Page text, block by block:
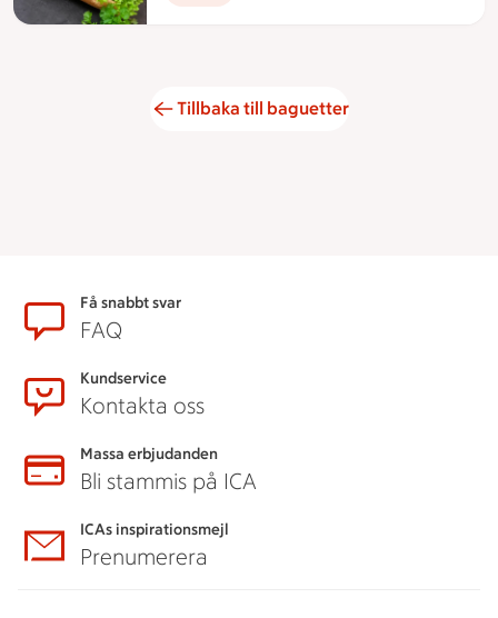
Tillbaka till baguetter
SidfotFå snabbt svar
FAQ
Kundservice
Kontakta oss
Massa erbjudanden
Bli stammis på ICA
ICAs inspirationsmejl
Prenumerera